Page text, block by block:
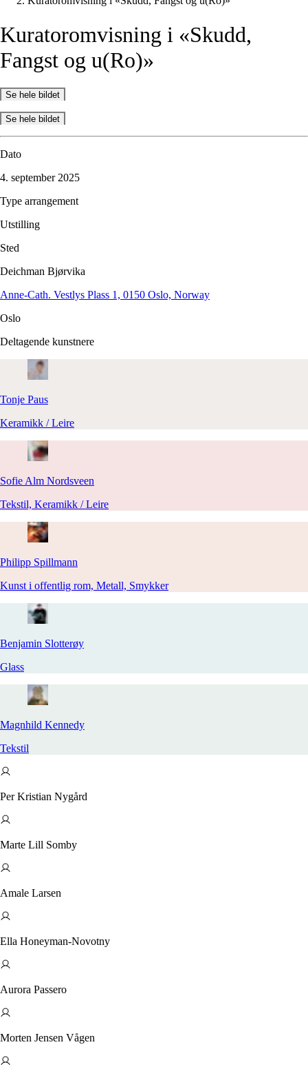
Kuratoromvisning i «Skudd,
Fangst og u(Ro)»
Se hele bildet
Se hele bildet
Dato
4. september 2025
Type arrangement
Utstilling
Sted
Deichman Bjørvika
Anne-Cath. Vestlys Plass 1, 0150 Oslo, Norway
Oslo
Deltagende kunstnere
Tonje Paus
Keramikk / Leire
Sofie Alm Nordsveen
Tekstil, Keramikk / Leire
Philipp Spillmann
Kunst i offentlig rom, Metall, Smykker
Benjamin Slotterøy
Glass
Magnhild Kennedy
Tekstil
Per Kristian Nygård
Marte Lill Somby
Amale Larsen
Ella Honeyman-Novotny
Aurora Passero
Morten Jensen Vågen